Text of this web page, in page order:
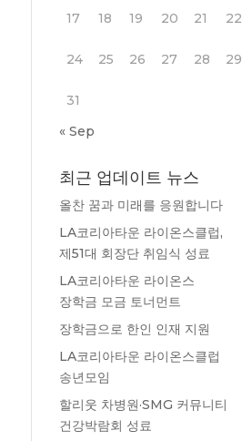
17 18 19 20 21 22
24 25 26 27 28 29
31
« Sep
최근 업데이트 뉴스
올찬 꿈과 미래를 응원합니다
LA코리아타운 라이온스클럽,
제51대 회장단 취임식 성료
LA코리아타운 라이온스
장학금 모금 토너먼트
장학금으로 한인 인재 지원
LA코리아타운 라이온스클럽
송년모임
할리웃 차병원·SMG 커뮤니티
건강박람회 성료